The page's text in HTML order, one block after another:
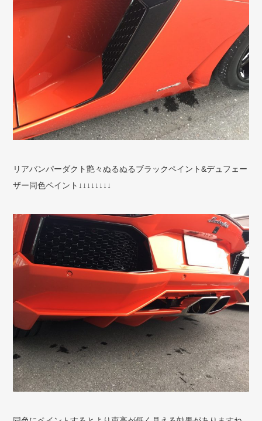
リアバンパーダクト艶々ぬるぬるブラックペイント&デュフェー
ザー同色ペイント↓↓↓↓↓↓↓↓